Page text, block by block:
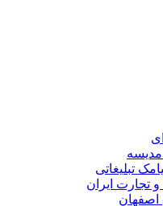
تبلیغاتی
تجارت ایران